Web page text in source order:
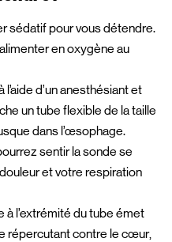
sédatif pour vous détendre.
en oxygène au
d’un anesthésiant et
un tube flexible de la taille
dans l’œsophage.
sentir la sonde se
et votre respiration
à l’extrémité du tube émet
répercutant contre le cœur,